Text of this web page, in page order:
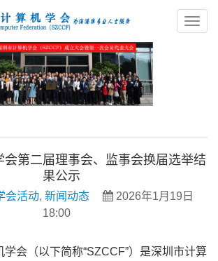
会第二届理事会、监事会换届选举结
果公示
会活动, 新闻动态
2026年1月19日
18:00
学会（以下简称“SZCCF”）是深圳市计算